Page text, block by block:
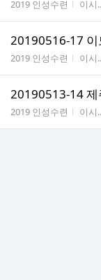
게시판명
2019 인성수련 작성
이시
20190516-17
게시판명
2019 인성수련 작성
이시
20190513-14
게시판명
2019 인성수련 작성
이시